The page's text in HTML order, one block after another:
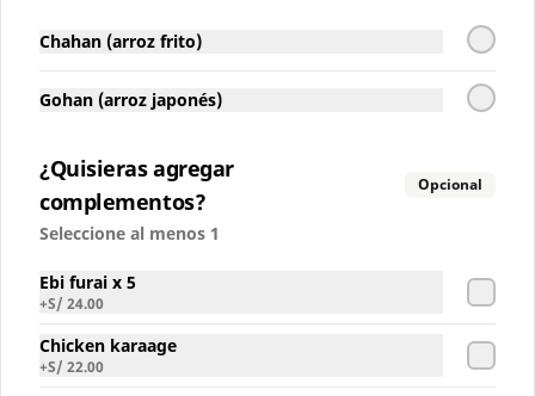
Inca Kola Regular
S/ 6.00
Chahan (arroz frito)
Gohan (arroz japonés)
¿Quisieras agregar
complementos?
Opcional
Seleccione al menos 1
Ebi furai x 5
+S/ 24.00
Chicken karaage
+S/ 22.00